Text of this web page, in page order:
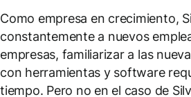
Como empresa en crecimiento,
constantemente a nuevos
empresas, familiarizar a las
con herramientas y software
tiempo. Pero no en el caso de